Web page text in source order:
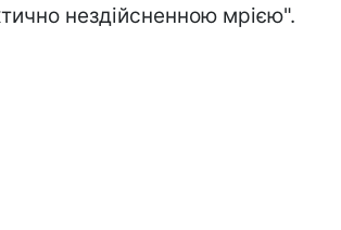
нездійсненною мрією".